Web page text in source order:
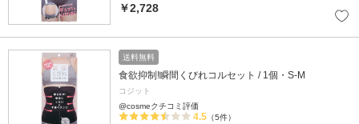
￥2,728
送料無料
食欲抑制!瞬間くびれコルセット / 1個・S-M
コジット
@cosmeクチコミ評価
4.5 （5件）